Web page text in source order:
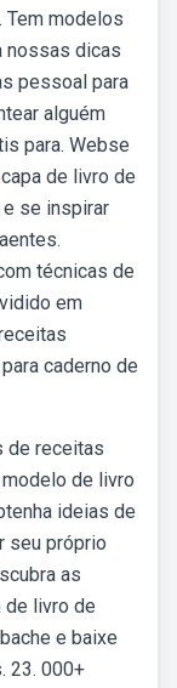
Tem modelos
nossas dicas
pessoal para
alguém
para. Webse
de livro de
se inspirar
técnicas de
em
caderno de
de receitas
de livro
ideias de
seu próprio
as
de livro de
e baixe
23. 000+